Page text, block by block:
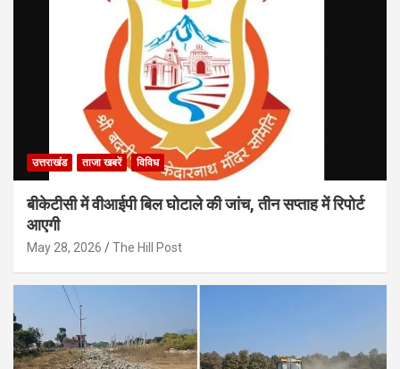
उत्तराखंड ताजा खबरें विविध
बीकेटीसी में वीआईपी बिल घोटाले की जांच, तीन सप्ताह में रिपोर्ट
आएगी
May 28, 2026 The Hill Post